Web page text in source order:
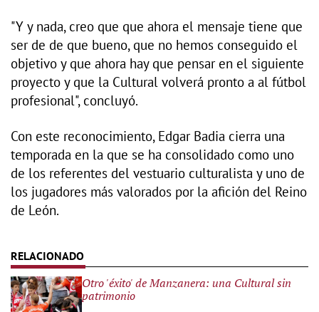
"Y y nada, creo que que ahora el mensaje tiene que
ser de de que bueno, que no hemos conseguido el
objetivo y que ahora hay que pensar en el siguiente
proyecto y que la Cultural volverá pronto a al fútbol
profesional", concluyó.
Con este reconocimiento, Edgar Badia cierra una
temporada en la que se ha consolidado como uno
de los referentes del vestuario culturalista y uno de
los jugadores más valorados por la afición del Reino
de León.
Otro 'éxito' de Manzanera: una Cultural sin
patrimonio